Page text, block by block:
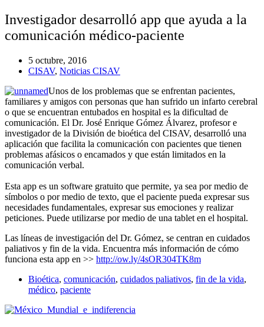
Investigador desarrolló app que ayuda a la
comunicación médico-paciente
5 octubre, 2016
CISAV, Noticias CISAV
Unos de los problemas que se enfrentan pacientes,
familiares y amigos con personas que han sufrido un infarto cerebral
o que se encuentran entubados en hospital es la dificultad de
comunicación. El Dr. José Enrique Gómez Álvarez, profesor e
investigador de la División de bioética del CISAV, desarrolló una
aplicación que facilita la comunicación con pacientes que tienen
problemas afásicos o encamados y que están limitados en la
comunicación verbal.
Esta app es un software gratuito que permite, ya sea por medio de
símbolos o por medio de texto, que el paciente pueda expresar sus
necesidades fundamentales, expresar sus emociones y realizar
peticiones. Puede utilizarse por medio de una tablet en el hospital.
Las líneas de investigación del Dr. Gómez, se centran en cuidados
paliativos y fin de la vida. Encuentra más información de cómo
funciona esta app en >> http://ow.ly/4sOR304TK8m
Bioética, comunicación, cuidados paliativos, fin de la vida,
médico, paciente